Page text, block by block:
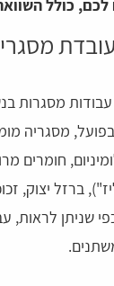
כולל
מסגרות
מסגריה
חומרים
ברזל יצוק,
שניתן לראות,